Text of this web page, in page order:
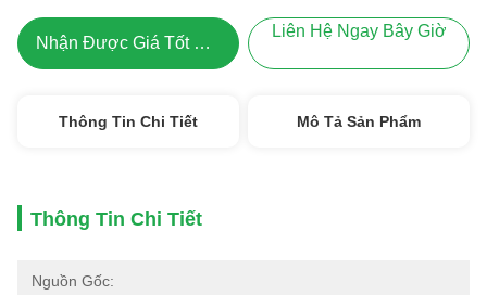
Nhận Được Giá Tốt Nhất
Liên Hệ Ngay Bây Giờ
Thông Tin Chi Tiết Mô Tả Sản Phẩm
Thông Tin Chi Tiết
Nguồn Gốc: